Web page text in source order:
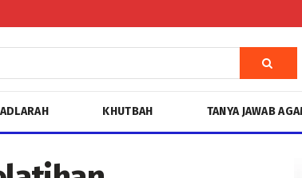
KHUTBAH TANYA JAWAB